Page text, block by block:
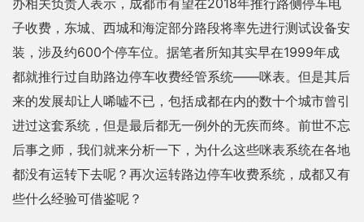
办相关负责人表示，成都市有望在2018年推行路侧停车电
子收费，东城、西城和海淀部分路段将率先进行测试设备安
装，涉及约600个停车位。据笔者所知其实早在1999年成
都就推行过自助路边停车收费经管系统——咪表。但是其后
来的发展却让人唏嘘不已，包括成都在内的数十个城市曾引
进过这套系统，但是最后都无一例外的无疾而终。前世不忘
后事之师，我们就来分析一下，为什么这些咪表系统在各地
都没有运转下去呢？再次运转路边停车收费系统，成都又有
些什么经验可借鉴呢？